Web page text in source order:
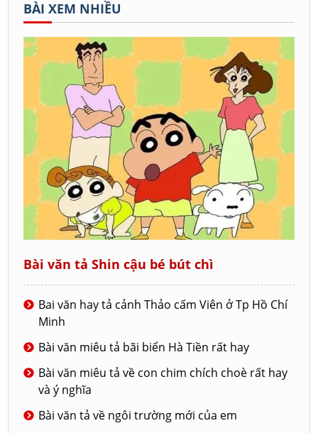
BÀI XEM NHIỀU
Bài văn tả Shin cậu bé bút chì
Bai văn hay tả cảnh Thảo cấm Viên ở Tp Hồ Chí
Minh
Bài văn miêu tả bãi biển Hà Tiền rất hay
Bài văn miêu tả về con chim chích choè rất hay
và ý nghĩa
Bài văn tả về ngôi trường mới của em